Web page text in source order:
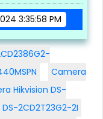
3:35:58 PM
Camera
Hikvision DS-
2CD2T23G2-2I